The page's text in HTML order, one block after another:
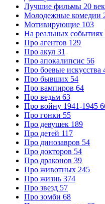
Лучшие фильмы 20
Молодежные комедии
Мотивирующие 103
На реальных событиях
Про агентов 129
Про акул 31
Про апокалипсис 56
Про боевые искусства
Про бывших 54
Про вампиров 64
Про ведьм 63
Про войну 1941-1945
Про гонки 55
Про девушек 189
Про детей 117
Про динозавров 54
Про докторов 54
Про драконов 39
Про животных 245
Про жизнь 374
Про звезд 57
Про зомби 68